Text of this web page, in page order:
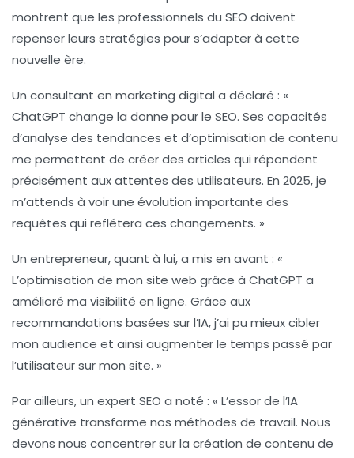
montrent que les professionnels du SEO doivent
repenser leurs stratégies pour s’adapter à cette
nouvelle ère.
Un consultant en marketing digital a déclaré : «
ChatGPT change la donne pour le SEO. Ses capacités
d’analyse des tendances et d’optimisation de contenu
me permettent de créer des articles qui répondent
précisément aux attentes des utilisateurs. En 2025, je
m’attends à voir une évolution importante des
requêtes qui reflétera ces changements. »
Un entrepreneur, quant à lui, a mis en avant : «
L’optimisation de mon site web grâce à ChatGPT a
amélioré ma visibilité en ligne. Grâce aux
recommandations basées sur l’IA, j’ai pu mieux cibler
mon audience et ainsi augmenter le temps passé par
l’utilisateur sur mon site. »
Par ailleurs, un expert SEO a noté : « L’essor de l’IA
générative transforme nos méthodes de travail. Nous
devons nous concentrer sur la création de contenu de